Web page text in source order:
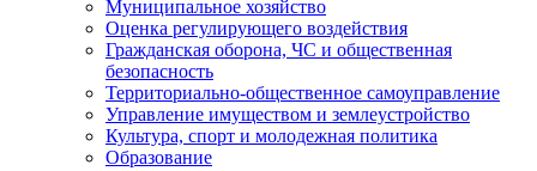
Муниципальное хозяйство
Оценка регулирующего воздействия
Гражданская оборона, ЧС и общественная
безопасность
Территориально-общественное самоуправление
Управление имуществом и землеустройство
Культура, спорт и молодежная политика
Образование